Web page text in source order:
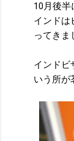
10月後
インドは
ってきま
インドビ
いう所が